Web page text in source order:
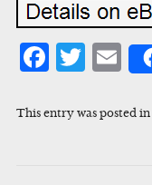
This entry was posted